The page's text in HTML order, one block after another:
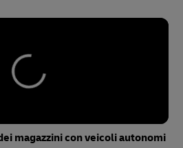
magazzini con veicoli autonomi